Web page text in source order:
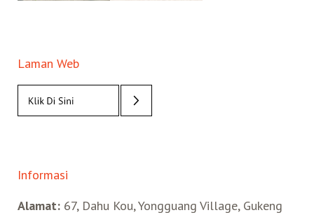
Laman Web
Informasi
Alamat:67, Dahu Kou, Yongguang Village, Gukeng